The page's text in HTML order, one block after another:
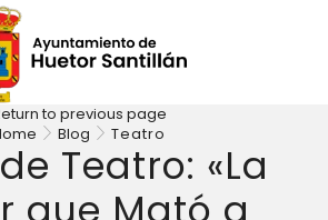
to previous page
Blog Teatro
Teatro: «La